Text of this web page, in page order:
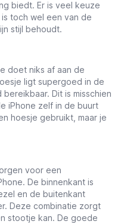
biedt. Er is veel keuze
is toch wel een van de
stijl behoudt.
doet niks af aan de
ligt supergoed in de
Dit is misschien
iPhone zelf in de buurt
hoesje gebruikt, maar je
voor een
De binnenkant is
en de buitenkant
Deze combinatie zorgt
stootje kan. De goede